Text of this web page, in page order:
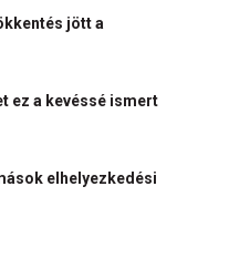
jött a
ez a kevéssé ismert
elhelyezkedési